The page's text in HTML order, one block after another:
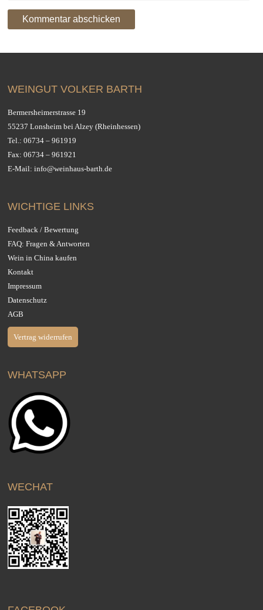
WEINGUT VOLKER BARTH
Bermersheimerstrasse 19
55237 Lonsheim bei Alzey (Rheinhessen)
Tel.:06734 – 961919
Fax: 06734 – 961921
E-Mail:info@weinhaus-barth.de
WICHTIGE LINKS
Feedback / Bewertung
FAQ: Fragen & Antworten
Wein in China kaufen
Kontakt
Impressum
Datenschutz
AGB
Vertrag widerrufen
WHATSAPP
WECHAT